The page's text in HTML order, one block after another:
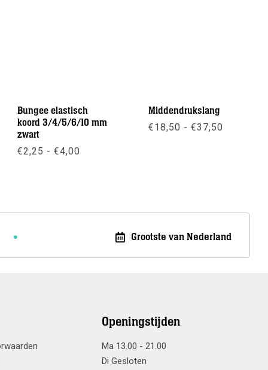
Bungee elastisch
koord 3/4/5/6/10 mm
zwart
€2,25 - €4,00
Middendrukslang
€18,50 - €37,50
Grootste van Nederland
Openingstijden
Ma 13.00 - 21.00
Di Gesloten